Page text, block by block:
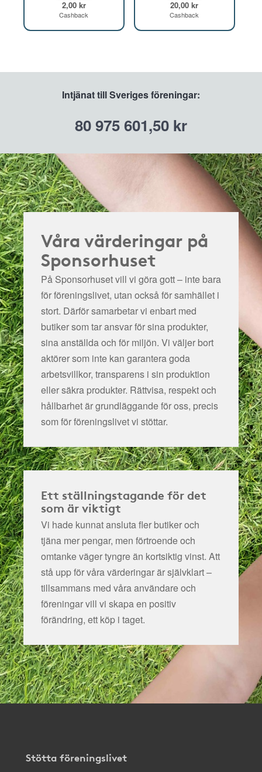
2,00 kr
Cashback
20,00 kr
Cashback
Intjänat till Sveriges föreningar:
80 975 601,50 kr
Våra värderingar på
Sponsorhuset
På Sponsorhuset vill vi göra gott – inte bara
för föreningslivet, utan också för samhället i
stort. Därför samarbetar vi enbart med
butiker som tar ansvar för sina produkter,
sina anställda och för miljön. Vi väljer bort
aktörer som inte kan garantera goda
arbetsvillkor, transparens i sin produktion
eller säkra produkter. Rättvisa, respekt och
hållbarhet är grundläggande för oss, precis
som för föreningslivet vi stöttar.
Ett ställningstagande för det
som är viktigt
Vi hade kunnat ansluta fler butiker och
tjäna mer pengar, men förtroende och
omtanke väger tyngre än kortsiktig vinst. Att
stå upp för våra värderingar är självklart –
tillsammans med våra användare och
föreningar vill vi skapa en positiv
förändring, ett köp i taget.
Stötta föreningslivet